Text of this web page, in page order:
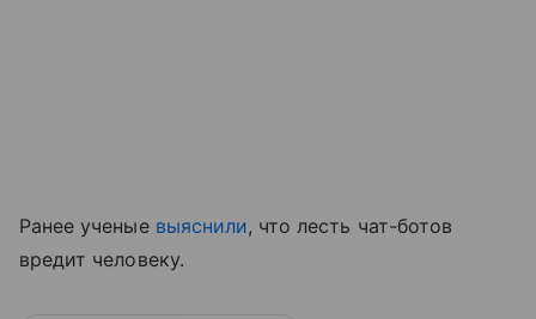
Ранее ученые выяснили, что лесть чат-ботов
вредит человеку.